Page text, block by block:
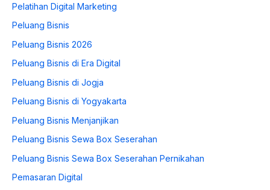
Pelatihan Digital Marketing
Peluang Bisnis
Peluang Bisnis 2026
Peluang Bisnis di Era Digital
Peluang Bisnis di Jogja
Peluang Bisnis di Yogyakarta
Peluang Bisnis Menjanjikan
Peluang Bisnis Sewa Box Seserahan
Peluang Bisnis Sewa Box Seserahan Pernikahan
Pemasaran Digital